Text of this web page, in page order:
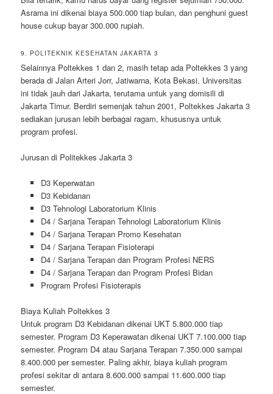
Asrama ini dikenai biaya 500.000 tiap bulan, dan penghuni guest
house cukup bayar 300.000 rupiah.
9. POLITEKNIK KESEHATAN JAKARTA 3
Selainnya Poltekkes 1 dan 2, masih tetap ada Poltekkes 3 yang
berada di Jalan Arteri Jorr, Jatiwarna, Kota Bekasi. Universitas
ini tidak jauh dari Jakarta, terutama untuk yang domisili di
Jakarta Timur. Berdiri semenjak tahun 2001, Poltekkes Jakarta 3
sediakan jurusan lebih berbagai ragam, khususnya untuk
program profesi.
Jurusan di Politekkes Jakarta 3
D3 Keperwatan
D3 Kebidanan
D3 Tehnologi Laboratorium Klinis
D4 / Sarjana Terapan Tehnologi Laboratorium Klinis
D4 / Sarjana Terapan Promo Kesehatan
D4 / Sarjana Terapan Fisioterapi
D4 / Sarjana Terapan dan Program Profesi NERS
D4 / Sarjana Terapan dan Program Profesi Bidan
Program Profesi Fisioterapis
Biaya Kuliah Poltekkes 3
Untuk program D3 Kebidanan dikenai UKT 5.800.000 tiap
semester. Program D3 Keperawatan dikenai UKT 7.100.000 tiap
semester. Program D4 atau Sarjana Terapan 7.350.000 sampai
8.400.000 per semester. Paling akhir, biaya kuliah program
profesi sekitar di antara 8.600.000 sampai 11.600.000 tiap
semester.